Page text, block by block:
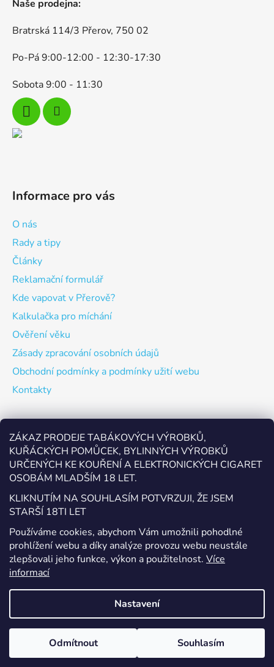
ZÁKAZ PRODEJE TABÁKOVÝCH VÝROBKŮ,
KUŘÁCKÝCH POMŮCEK, BYLINNÝCH VÝROBKŮ
URČENÝCH KE KOUŘENÍ A ELEKTRONICKÝCH CIGARET
OSOBÁM MLADŠÍM 18 LET.
KLIKNUTÍM NA SOUHLASÍM POTVRZUJI, ŽE JSEM
STARŠÍ 18TI LET
Používáme cookies, abychom Vám umožnili pohodlné
prohlížení webu a díky analýze provozu webu neustále
zlepšovali jeho funkce, výkon a použitelnost. Více
informací
Nastavení
Odmítnout Souhlasím
Naše prodejna:
Bratrská 114/3 Přerov, 750 02
Po-Pá 9:00-12:00 - 12:30-17:30
Sobota 9:00 - 11:30
Informace pro vás
O nás
Rady a tipy
Články
Reklamační formulář
Kde vapovat v Přerově?
Kalkulačka pro míchání
Ověření věku
Zásady zpracování osobních údajů
Obchodní podmínky a podmínky užití webu
Kontakty
Odebírat newsletter
Vložte svůj e-mail a my vám budeme zasílat informace o
nových produktech na našem e-shopu.
E-mail
Vložením e-mailu souhlasíte s
podmínkami ochrany
osobních údajů
PŘIHLÁSIT SE
Vytvořil Shoptet
Copyright 2026EcigaretyPřerov.cz. Všechna práva
vyhrazena.